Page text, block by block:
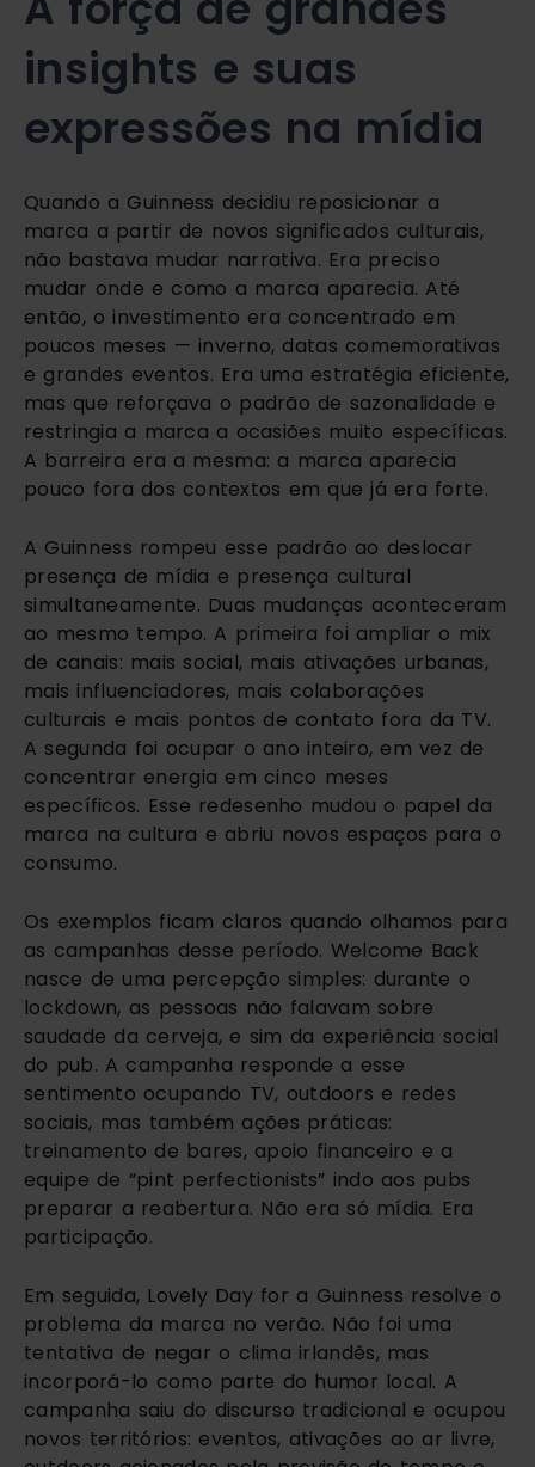
insights e suas
expressões na mídia
Quando a Guinness decidiu reposicionar a
marca a partir de novos significados culturais,
não bastava mudar narrativa. Era preciso
mudar onde e como a marca aparecia. Até
então, o investimento era concentrado em
poucos meses — inverno, datas comemorativas
e grandes eventos. Era uma estratégia eficiente,
mas que reforçava o padrão de sazonalidade e
restringia a marca a ocasiões muito específicas.
A barreira era a mesma: a marca aparecia
pouco fora dos contextos em que já era forte.
A Guinness rompeu esse padrão ao deslocar
presença de mídia e presença cultural
simultaneamente. Duas mudanças aconteceram
ao mesmo tempo. A primeira foi ampliar o mix
de canais: mais social, mais ativações urbanas,
mais influenciadores, mais colaborações
culturais e mais pontos de contato fora da TV.
A segunda foi ocupar o ano inteiro, em vez de
concentrar energia em cinco meses
específicos. Esse redesenho mudou o papel da
marca na cultura e abriu novos espaços para o
consumo.
Os exemplos ficam claros quando olhamos para
as campanhas desse período. Welcome Back
nasce de uma percepção simples: durante o
lockdown, as pessoas não falavam sobre
saudade da cerveja, e sim da experiência social
do pub. A campanha responde a esse
sentimento ocupando TV, outdoors e redes
sociais, mas também ações práticas:
treinamento de bares, apoio financeiro e a
equipe de “pint perfectionists” indo aos pubs
preparar a reabertura. Não era só mídia. Era
participação.
Em seguida, Lovely Day for a Guinness resolve o
problema da marca no verão. Não foi uma
tentativa de negar o clima irlandês, mas
incorporá-lo como parte do humor local. A
campanha saiu do discurso tradicional e ocupou
novos territórios: eventos, ativações ao ar livre,